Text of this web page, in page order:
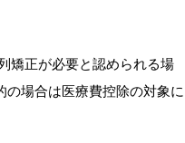
矯正が必要と認められる場
場合は医療費控除の対象に